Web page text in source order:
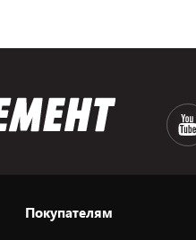
Покупателям